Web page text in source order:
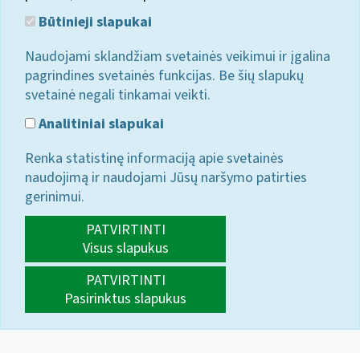
Būtinieji slapukai
Naudojami sklandžiam svetainės veikimui ir įgalina
pagrindines svetainės funkcijas. Be šių slapukų
svetainė negali tinkamai veikti.
Analitiniai slapukai
Renka statistinę informaciją apie svetainės
naudojimą ir naudojami Jūsų naršymo patirties
gerinimui.
PATVIRTINTI
Visus slapukus
PATVIRTINTI
Pasirinktus slapukus